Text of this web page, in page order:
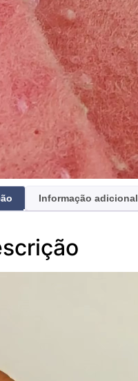
Informação adicional